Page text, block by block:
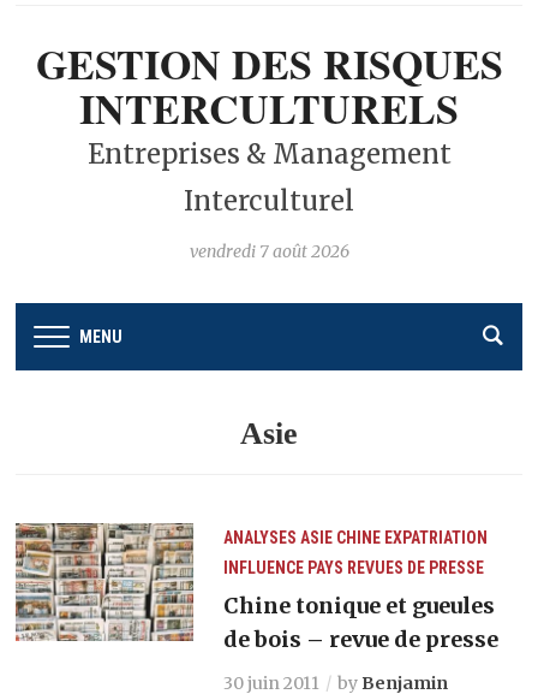
GESTION DES RISQUES
INTERCULTURELS
Entreprises & Management
Interculturel
vendredi 7 août 2026
MENU
Asie
ANALYSES ASIE CHINE EXPATRIATION
INFLUENCE PAYS REVUES DE PRESSE
Chine tonique et gueules
de bois – revue de presse
30 juin 2011 by Benjamin